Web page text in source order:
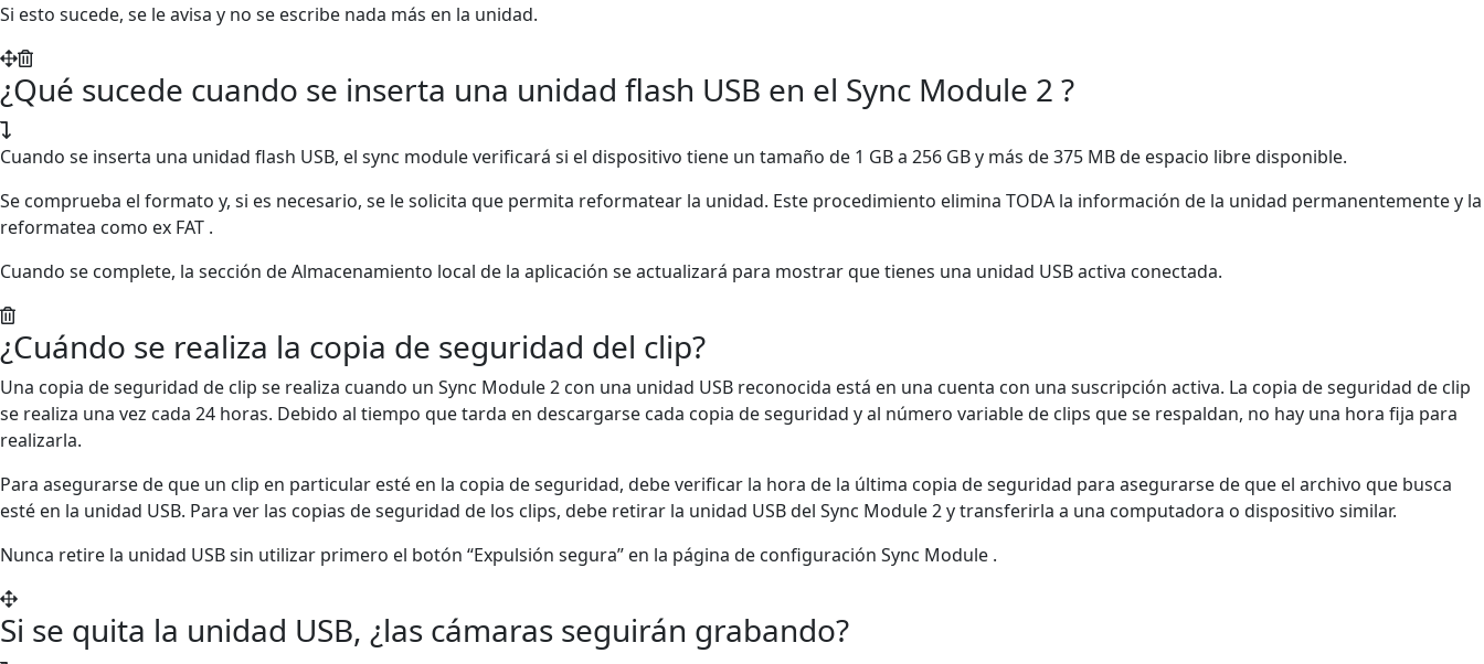
Si esto sucede, se le avisa y no se escribe nada más en la unidad.
¿Qué sucede cuando se inserta una unidad flash USB en el Sync Module 2 ?
Cuando se inserta una unidad flash USB, el sync module verificará si el dispositivo tiene un tamaño de 1 GB a 256 GB y más de 375 MB de espacio libre disponible.
Se comprueba el formato y, si es necesario, se le solicita que permita reformatear la unidad. Este procedimiento elimina TODA la información de la unidad permanentemente y la
reformatea como ex FAT .
Cuando se complete, la sección de Almacenamiento local de la aplicación se actualizará para mostrar que tienes una unidad USB activa conectada.
¿Cuándo se realiza la copia de seguridad del clip?
Una copia de seguridad de clip se realiza cuando un Sync Module 2 con una unidad USB reconocida está en una cuenta con una suscripción activa. La copia de seguridad de clip
se realiza una vez cada 24 horas. Debido al tiempo que tarda en descargarse cada copia de seguridad y al número variable de clips que se respaldan, no hay una hora fija para
realizarla.
Para asegurarse de que un clip en particular esté en la copia de seguridad, debe verificar la hora de la última copia de seguridad para asegurarse de que el archivo que busca
esté en la unidad USB. Para ver las copias de seguridad de los clips, debe retirar la unidad USB del Sync Module 2 y transferirla a una computadora o dispositivo similar.
Nunca retire la unidad USB sin utilizar primero el botón “Expulsión segura” en la página de configuración Sync Module .
Si se quita la unidad USB, ¿las cámaras seguirán grabando?